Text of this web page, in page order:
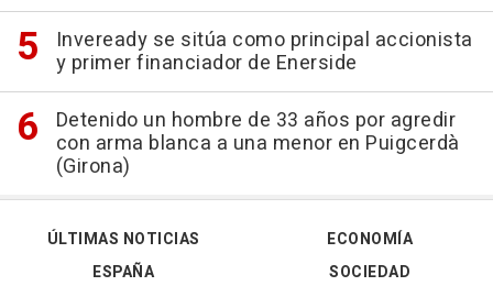
Inveready se sitúa como principal accionista
y primer financiador de Enerside
Detenido un hombre de 33 años por agredir
con arma blanca a una menor en Puigcerdà
(Girona)
ÚLTIMAS NOTICIAS
ESPAÑA
ECONOMÍA
SOCIEDAD